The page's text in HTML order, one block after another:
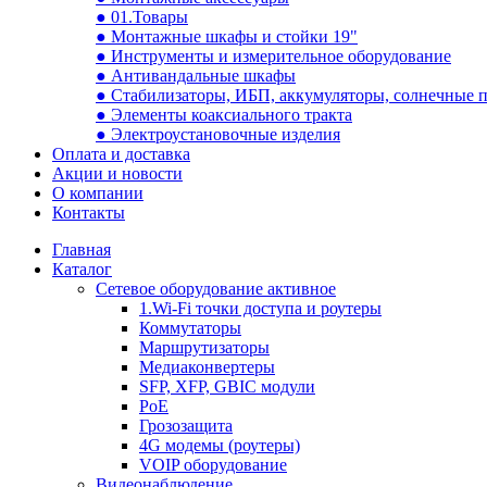
● 01.Товары
● Монтажные шкафы и стойки 19"
● Инструменты и измерительное оборудование
● Антивандальные шкафы
● Стабилизаторы, ИБП, аккумуляторы, солнечные
● Элементы коаксиального тракта
● Электроустановочные изделия
Оплата и доставка
Акции и новости
О компании
Контакты
Главная
Каталог
Сетевое оборудование активное
1.Wi-Fi точки доступа и роутеры
Коммутаторы
Маршрутизаторы
Медиаконвертеры
SFP, XFP, GBIC модули
PoE
Грозозащита
4G модемы (роутеры)
VOIP оборудование